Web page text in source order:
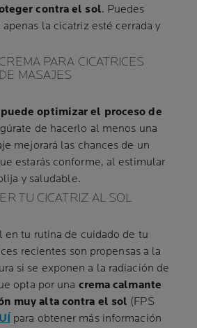
contra el sol. Puedes
la cicatriz esté cerrada y
PARA CICATRICES
MASAJES
optimizar el proceso de
de hacerlo al menos una
mejorará las chances de un
estarás conforme, al estimular
y saludable.
TU CICATRIZ AL SOL
en tu rutina de cuidado de tu
recientes son propensas a la
si se exponen a la radiación de
opta por una crema calmante
muy alta contra el sol (FPS
para obtener más información